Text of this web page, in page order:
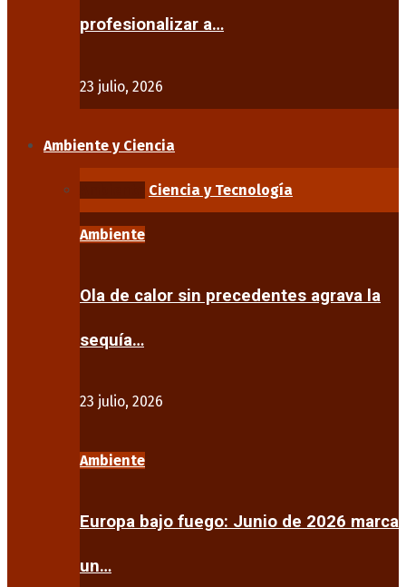
profesionalizar a…
23 julio, 2026
Ambiente y Ciencia
Ciencia y Tecnología
Ambiente
Ola de calor sin precedentes agrava la
sequía…
23 julio, 2026
Ambiente
Europa bajo fuego: Junio de 2026 marca
un…